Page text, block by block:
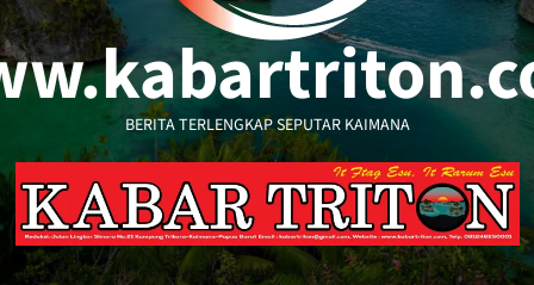
BERITA TERLENGKAP SEPUTAR KAIMANA